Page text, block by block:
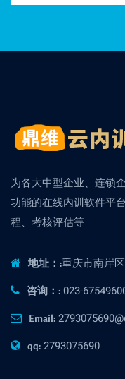
为各大中型企业、连锁
功能的在线内训软件平
程、考核评估等
地址：:重庆市南岸
咨询：: 023-
Email:
qq: 2793075690